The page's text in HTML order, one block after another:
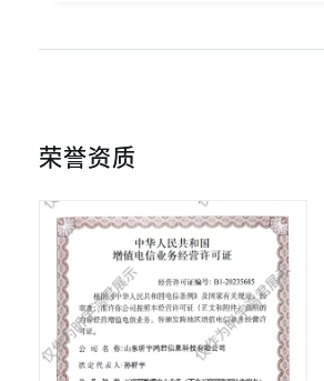
荣誉资质